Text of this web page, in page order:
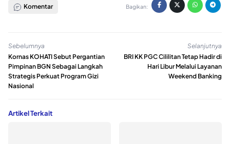
Komentar Bagikan:
Sebelumnya
Kornas KOHATI Sebut Pergantian
Pimpinan BGN Sebagai Langkah
Strategis Perkuat Program Gizi
Nasional
Selanjutnya
BRI KK PGC Cililitan Tetap Hadir di
Hari Libur Melalui Layanan
Weekend Banking
Artikel Terkait